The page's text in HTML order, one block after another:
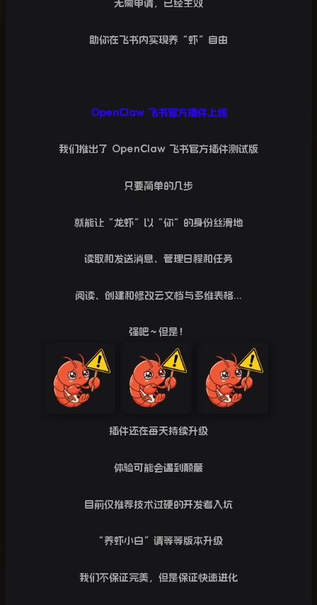
无需申请，已经生效
助你在飞书内实现养“虾”自由
OpenClaw 飞书官方插件上线
我们推出了 OpenClaw 飞书官方插件测试版
只要简单的几步
就能让“龙虾”以“你”的身份丝滑地
读取和发送消息、管理日程和任务
阅读、创建和修改云文档与多维表格
强吧～但是！
插件还在每天持续升级
体验可能会遇到颠簸
目前仅推荐技术过硬的开发者入坑
“ 养虾小白”请等等版本升级
我们不保证完美，但是保证快速进化